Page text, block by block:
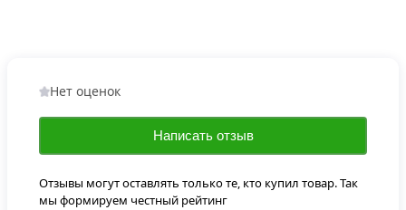
Нет оценок
Написать отзыв
Отзывы могут оставлять только те, кто купил товар. Так
мы формируем честный рейтинг